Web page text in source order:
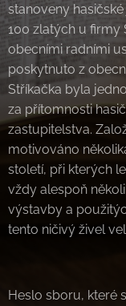
stanoveny
100 zlatých u firmy
obecními radními
poskytnuto z
Stříkačka byla
za přítomnosti
zastupitelstva.
motivováno
století, při kterých
vždy alespoň
výstavby a
tento ničivý živel
Heslo sboru, které